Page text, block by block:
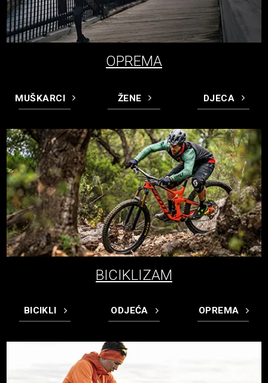
OPREMA
MUŠKARCI ŽENE DJECA
BICIKLIZAM
BICIKLI ODJEĆA OPREMA